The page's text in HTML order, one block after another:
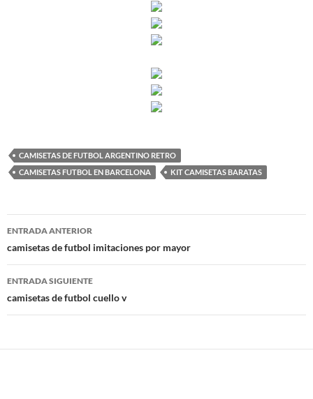
CAMISETAS DE FUTBOL ARGENTINO RETRO
CAMISETAS FUTBOL EN BARCELONA
KIT CAMISETAS BARATAS
Navegación
de
entradas
ENTRADA ANTERIOR
camisetas de futbol imitaciones por mayor
ENTRADA SIGUIENTE
camisetas de futbol cuello v